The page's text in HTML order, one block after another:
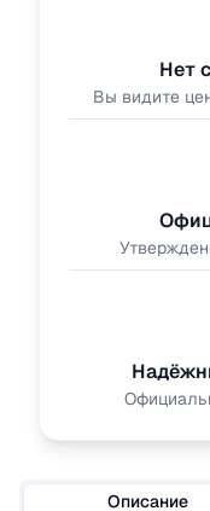
Нет
Вы видите
Описание